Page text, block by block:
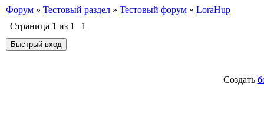
Форум » Тестовый раздел » Тестовый форум » LoraHup
Страница 1 из 1 1
Создать